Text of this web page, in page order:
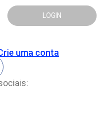
LOGIN
uma conta